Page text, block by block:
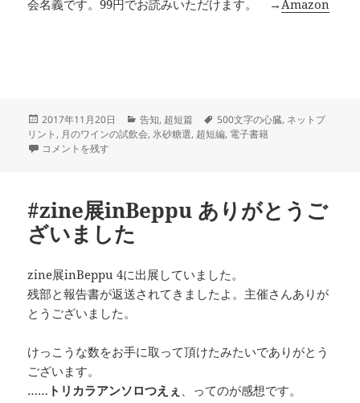
会名義です。99円でお読みいただけます。 → Amazon
投
稿
日:
2017年11月20日
カ
テ
告知, 超短篇
タ
グ
500文字の心臓, ネットプ
リント , 月のワインの試飲会,氷砂糖選, 超短編, 電子書籍
「もうすぐオトナの超短編」の選者を務めることになりました に
コメントを残す
#zine展inBeppu ありがとうご
ざいました
zine展inBeppu 4に出展していました。
残部と報告書が返送されてきましたよ。主催さんありが
とうございました。
けっこうな数をお手に取って頂けたみたいでありがとう
ございます。
…… トリカラアンソロつえぇ 、ってのが感想です。